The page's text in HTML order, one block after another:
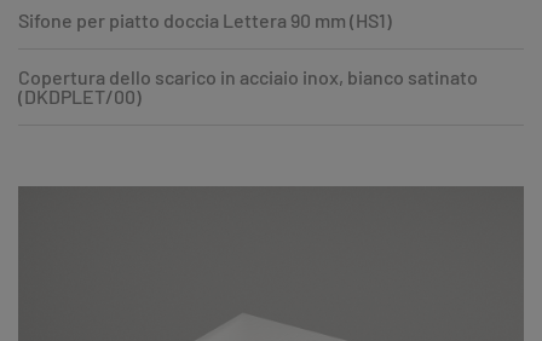
Sifone per piatto doccia Lettera 90 mm (HS1)
Copertura dello scarico in acciaio inox, bianco satinato
(DKDPLET/00)